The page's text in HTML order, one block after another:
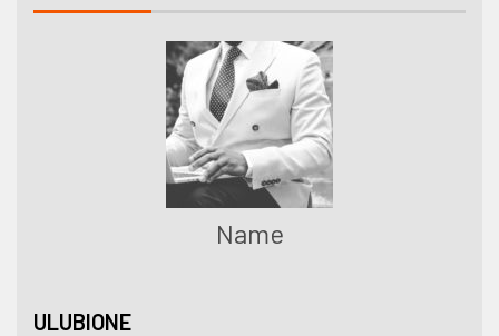
Name
ULUBIONE